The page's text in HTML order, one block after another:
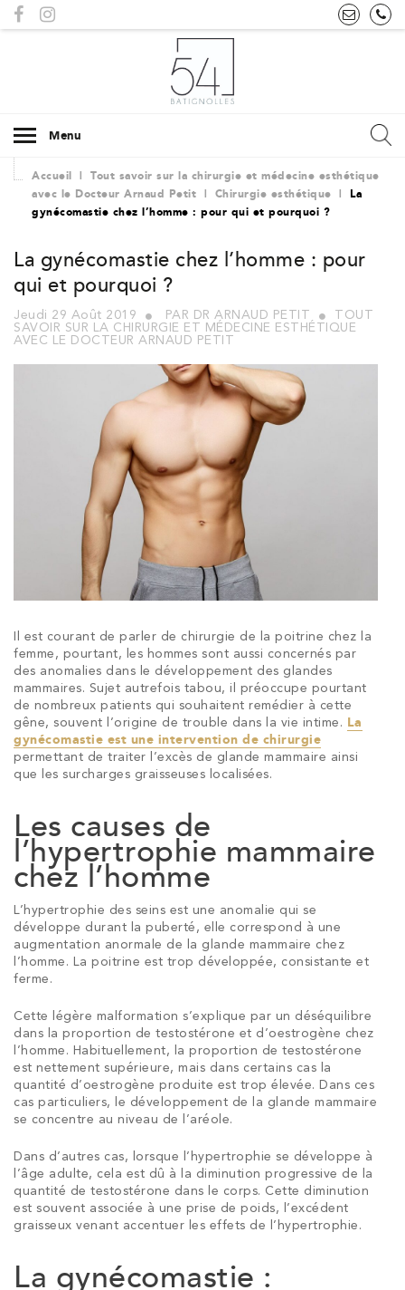
Menu
Accueil
Tout savoir sur la chirurgie et médecine esthétique
avec le Docteur Arnaud Petit
Chirurgie esthétique
La
gynécomastie chez l’homme : pour qui et pourquoi ?
La gynécomastie chez l’homme : pour
qui et pourquoi ?
Jeudi 29 Août 2019 PAR DR ARNAUD PETIT
TOUT
SAVOIR SUR LA CHIRURGIE ET MÉDECINE ESTHÉTIQUE
AVEC LE DOCTEUR ARNAUD PETIT
Il est courant de parler de chirurgie de la poitrine chez la
femme, pourtant, les hommes sont aussi concernés par
des anomalies dans le développement des glandes
mammaires. Sujet autrefois tabou, il préoccupe pourtant
de nombreux patients qui souhaitent remédier à cette
gêne, souvent l’origine de trouble dans la vie intime. La
gynécomastie est une intervention de chirurgie
permettant de traiter l’excès de glande mammaire ainsi
que les surcharges graisseuses localisées.
Les causes de
l’hypertrophie mammaire
chez l’homme
L’hypertrophie des seins est une anomalie qui se
développe durant la puberté, elle correspond à une
augmentation anormale de la glande mammaire chez
l’homme. La poitrine est trop développée, consistante et
ferme.
Cette légère malformation s’explique par un déséquilibre
dans la proportion de testostérone et d’oestrogène chez
l’homme. Habituellement, la proportion de testostérone
est nettement supérieure, mais dans certains cas la
quantité d’oestrogène produite est trop élevée. Dans ces
cas particuliers, le développement de la glande mammaire
se concentre au niveau de l’aréole.
Dans d’autres cas, lorsque l’hypertrophie se développe à
l’âge adulte, cela est dû à la diminution progressive de la
quantité de testostérone dans le corps. Cette diminution
est souvent associée à une prise de poids, l’excédent
graisseux venant accentuer les effets de l’hypertrophie.
La gynécomastie :